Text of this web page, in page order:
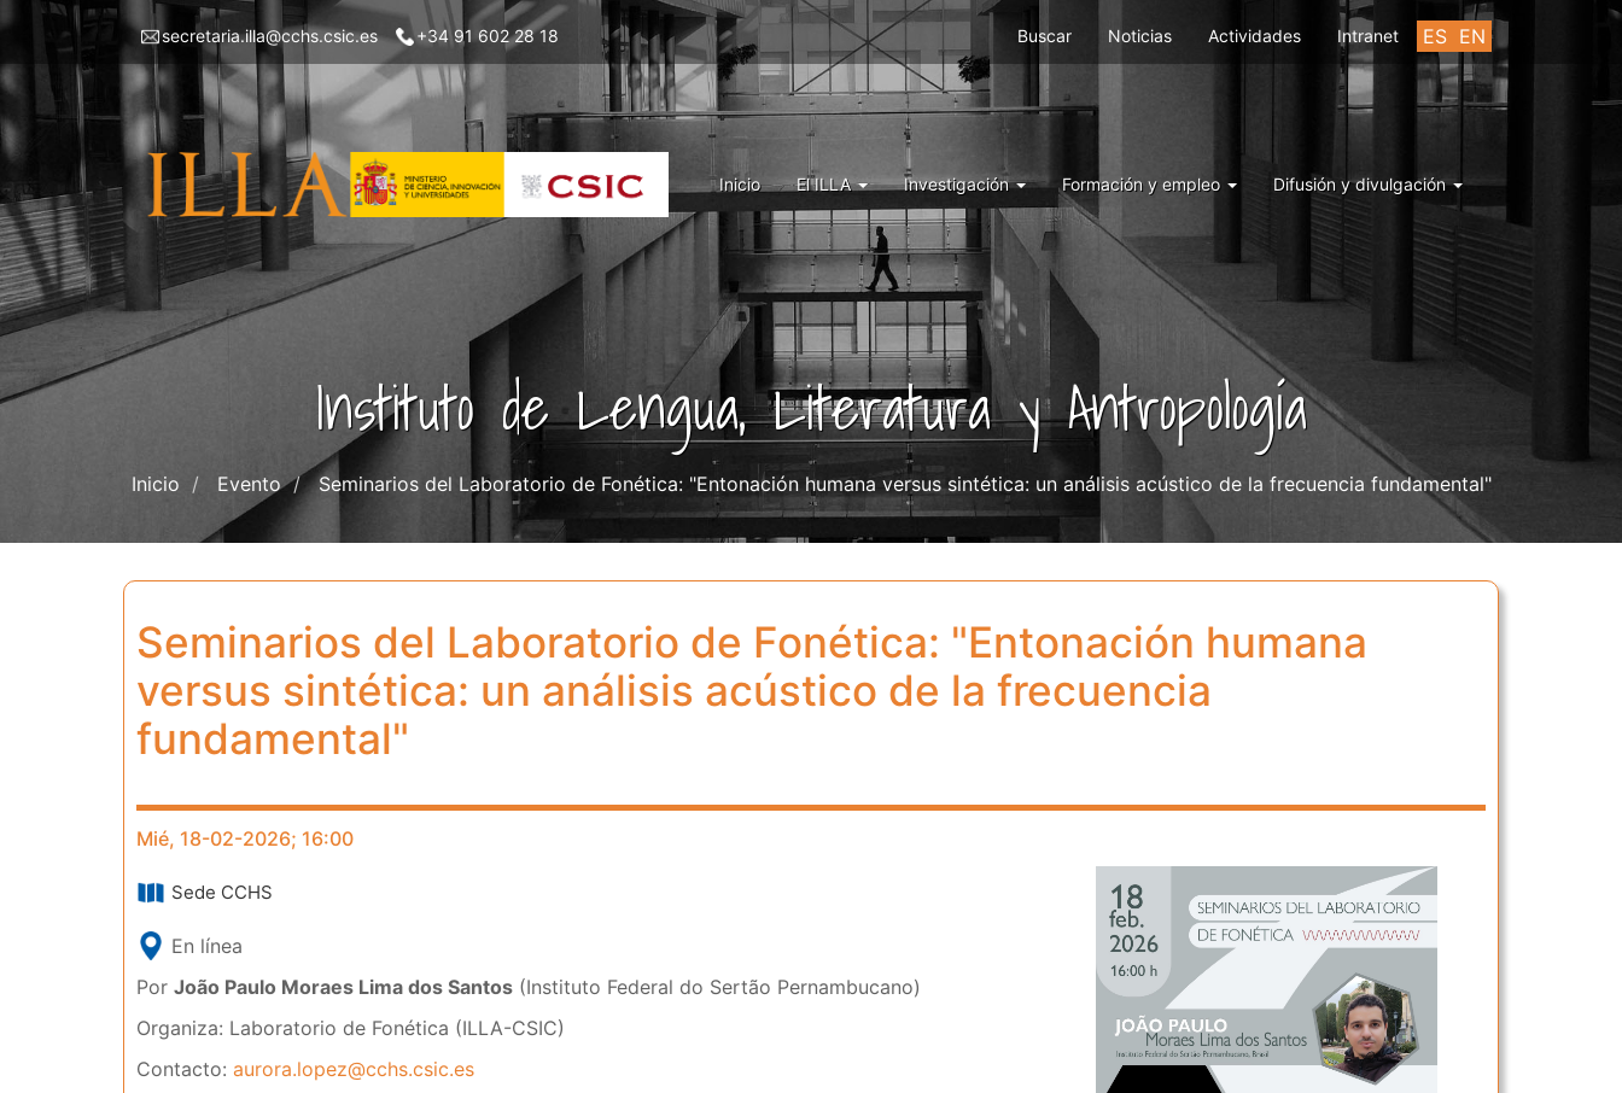
Pasar
contenido
principal
Menu
left
ILLA
secretaria.illa@cchs.csic.es +34 91 602 28 18 ES EN
Menu
right
ILLA
Buscar Noticias Actividades Intranet
Inicio El ILLA Investigación Formación y empleo Difusión y divulgación
Instituto de Lengua, Literatura y Antropología
Inicio Evento Seminarios del Laboratorio de Fonética: "Entonación humana versus sintética: un análisis acústico de la frecuencia fundamental"
Seminarios del Laboratorio de Fonética: "Entonación humana
versus sintética: un análisis acústico de la frecuencia
fundamental"
Mié, 18-02-2026; 16:00
Sede CCHS
En línea
Por João Paulo Moraes Lima dos Santos (Instituto Federal do Sertão Pernambucano)
Organiza: Laboratorio de Fonética (ILLA-CSIC)
Contacto: aurora.lopez@cchs.csic.es